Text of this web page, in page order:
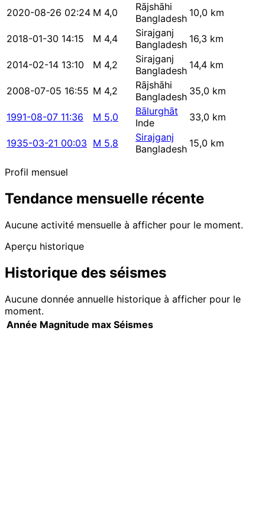
2020-08-26 02:24 M 4,0
Rājshāhi
Bangladesh 10,0 km
2018-01-30 14:15 M 4,4
Sirajganj
Bangladesh 16,3 km
2014-02-14 13:10 M 4,2
Sirajganj
Bangladesh 14,4 km
2008-07-05 16:55 M 4,2
Rājshāhi
Bangladesh 35,0 km
1991-08-07 11:36 M 5,0
Bālurghāt
Inde
33,0 km
1935-03-21 00:03 M 5,8
Sirajganj
Bangladesh 15,0 km
Profil mensuel
Tendance mensuelle récente
Aucune activité mensuelle à afficher pour le moment.
Aperçu historique
Historique des séismes
Aucune donnée annuelle historique à afficher pour le
moment.
Année Magnitude max Séismes